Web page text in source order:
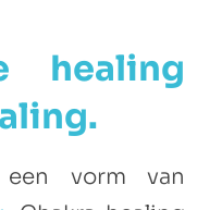
healing
vorm van